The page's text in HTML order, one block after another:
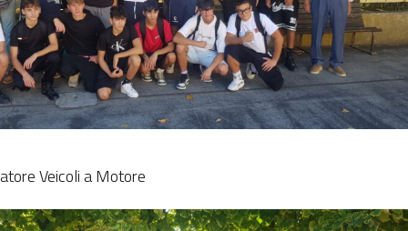
Veicoli a Motore